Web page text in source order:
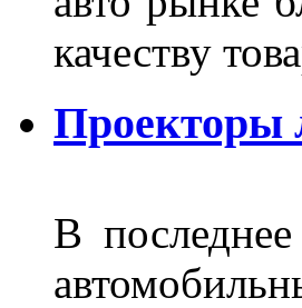
качеству
Проекторы
В